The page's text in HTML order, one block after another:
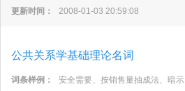
更新时间：
2008-01-03 20:59:08
公共关系学基础理论名词
词条样例：
安全需要、按销售量抽成法、暗